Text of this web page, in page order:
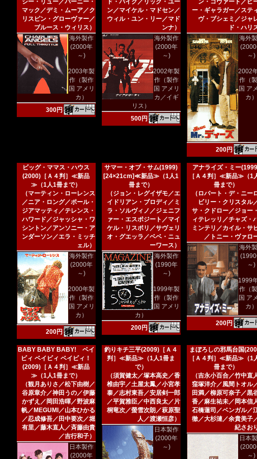
シー・リュー／バーニー・
マック／デミ・ムーア／ク
リスピン・グローヴァー／
ブルース・ウィリス）
海外製作
(2000年
～)
2003年製
作（製作
国 アメリ
カ）
300円
ド・パイク／リック・ユー
ン／マイケル・マドセン／
ウィル・ユン・リー／マド
ンナ）
海外製作
(2000年
～)
2002年製
作（製作
国 アメリ
カ／イギ
リス）
500円
ン・コヴァート／ピ
ー・ギャラガー／ステ
ヴ・ブシェミ／ジャ
ド・ハリ
海外
～)
2002
作（
国 ア
カ）
200円
ビッグ・ママス・ハウス
(2000)［Ａ４判］≪新品
≫（1人1冊まで）
（マーティン・ローレンス
／ニア・ロング／ポール・
ジアマッティ／テレンス・
ハワード／ジャッシャ・ワ
シントン／アンソニー・ア
ンダーソン／エラ・ミッチ
ェル）
海外製作
(2000年
～)
2000年製
作（製作
国 アメリ
カ）
200円
サマー・オブ・サム(1999)
[24×21cm]≪新品≫（1人1
冊まで）
（ジョン・レグイザモ／エ
イドリアン・ブロディ／ミ
ラ・ソルヴィノ／ジェニフ
ァー・エスポジート／マイ
ケル・リスポリ／サヴェリ
オ・グエッラ／ベベ・ニュ
ーワース）
海外製作
(1990年
～)
1999年製
作（製作
国 アメリ
カ）
200円
アナライズ・ミー
［Ａ４判］≪新品≫（1
冊まで）
（ロバート・デ・ニー
ビリー・クリスタル
サ・クドロー／ジョー
ィテレッリ／チャズ・
ミンテリ／カイル・サ
／トニー・ヴァロー
海外
～)
1999
作（
国 ア
カ）
200円
BABY BABY BABY! ベイ
ビィ ベイビィ ベイビィ！
(2009)［Ａ４判］≪新品
≫（1人1冊まで）
（観月ありさ／松下由樹／
谷原章介／神田うの／伊藤
かずえ／岡田浩暉／野波麻
帆／MEGUMI／山本ひかる
／忍成修吾／田中要次／堀
有里／藤木直人／斉藤由貴
／吉行和子）
日本製作
(2000年
釣りキチ三平(2009)［Ａ４
判］≪新品≫（1人1冊ま
で）
（須賀健太／塚本高史／香
椎由宇／土屋太鳳／小宮孝
泰／志村東吾／安居剣一郎
／平賀雅臣／中西良太／片
桐竜次／螢雪次朗／萩原聖
人／渡瀬恒彦）
日本製作
(2000年
～)
まぼろしの邪馬台国
［Ａ４判］≪新品≫（1
冊まで）
（吉永小百合／竹中直
窪塚洋介／風間トオル
田満／柳原可奈子／黒
香／麻生祐未／岡本信
石橋蓮司／ベンガル／
徹／大杉漣／余貴美子
紀さお
日本
～)